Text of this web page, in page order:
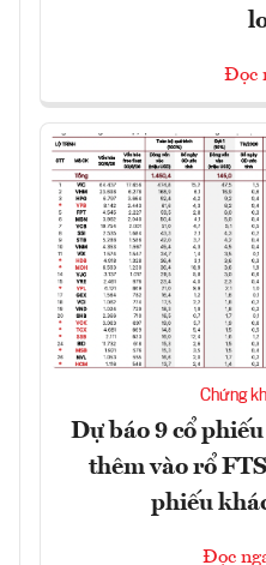
Đọc
Chứng
Dự báo 9 cổ
thêm vào rổ
phiếu
Đọc